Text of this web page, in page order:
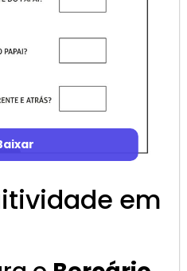
em